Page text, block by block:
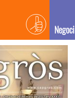
Negoci